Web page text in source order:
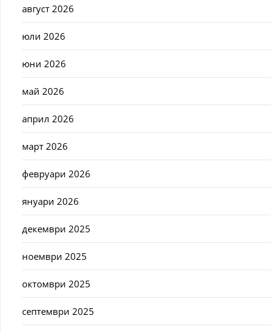
август 2026
юли 2026
юни 2026
май 2026
април 2026
март 2026
февруари 2026
януари 2026
декември 2025
ноември 2025
октомври 2025
септември 2025